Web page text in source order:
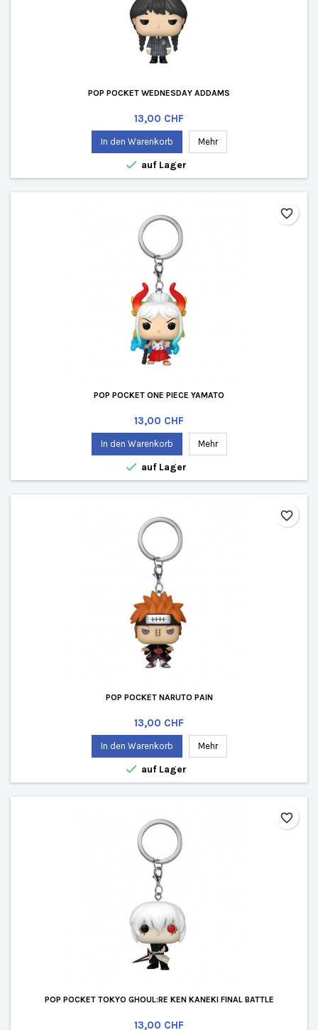
POP POCKET WEDNESDAY ADDAMS
Preis
13,00 CHF
In den Warenkorb Mehr
 auf Lager
POP POCKET ONE PIECE YAMATO
Preis
13,00 CHF
In den Warenkorb Mehr
 auf Lager
favorite_border
POP POCKET NARUTO PAIN
Preis
13,00 CHF
In den Warenkorb Mehr
 auf Lager
favorite_border
POP POCKET TOKYO GHOUL:RE KEN KANEKI FINAL BATTLE
Preis
13,00 CHF
favorite_border